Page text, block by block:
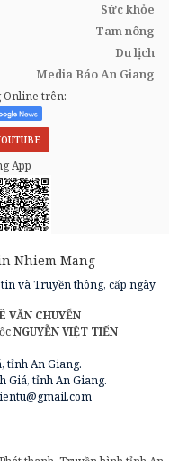
Sức khỏe
Tam nông
Du lịch
Media Báo An Giang
Online trên:
App
tin và Truyền thông, cấp ngày
VĂN CHUYỂN
NGUYỄN VIỆT TIẾN
tỉnh An Giang.
Giá, tỉnh An Giang.